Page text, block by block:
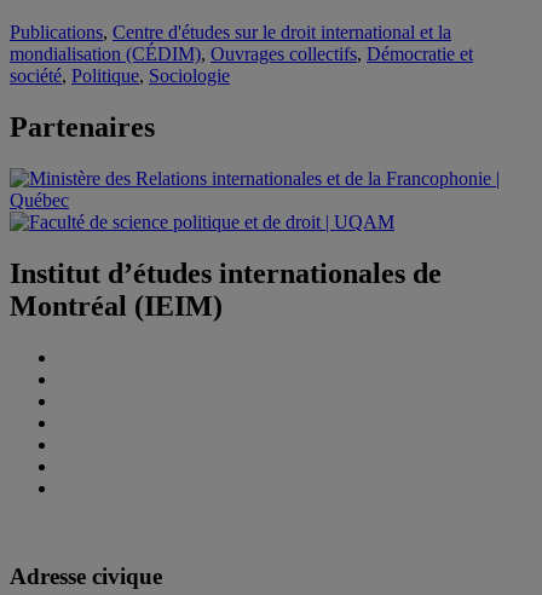
Publications, Centre d'études sur le droit international et la
mondialisation (CÉDIM), Ouvrages collectifs, Démocratie et
société, Politique, Sociologie
Partenaires
Institut d’études internationales de
Montréal (IEIM)
Adresse civique